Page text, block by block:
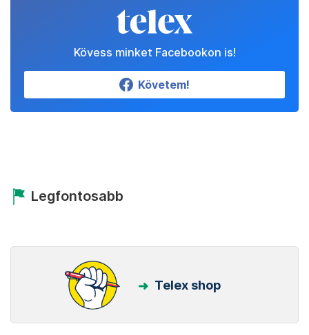
Kövess minket Facebookon is!
Követem!
Legfontosabb
Telex shop